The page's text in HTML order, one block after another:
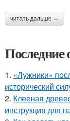
читать дальше →
Последние
1. «Лужники»
исторический
2. Клееная
инструкция для